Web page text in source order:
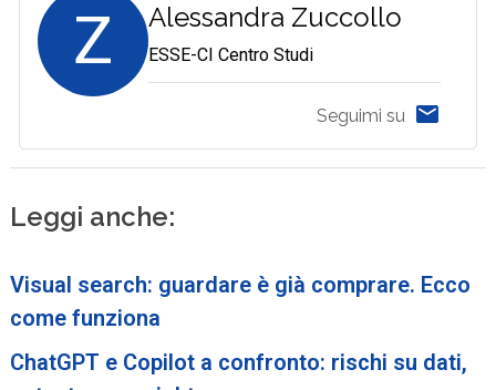
Z Alessandra Zuccollo
ESSE-CI Centro Studi
Seguimi su
Leggi anche:
Visual search: guardare è già comprare. Ecco
come funziona
ChatGPT e Copilot a confronto: rischi su dati,